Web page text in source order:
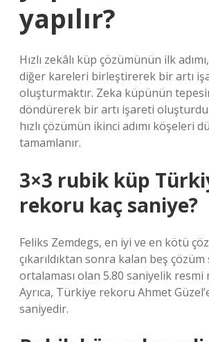
yapılır?
Hızlı zekâlı küp çözümünün ilk
diğer kareleri birleştirerek bir artı
oluşturmaktır. Zeka küpünün
döndürerek bir artı işareti
hızlı çözümün ikinci adımı köşeleri
tamamlanır.
3×3 rubik küp
rekoru kaç saniye?
Feliks Zemdegs, en iyi ve en kötü
çıkarıldıktan sonra kalan beş
ortalaması olan 5.80 saniyelik
Ayrıca, Türkiye rekoru Ahmet
saniyedir.